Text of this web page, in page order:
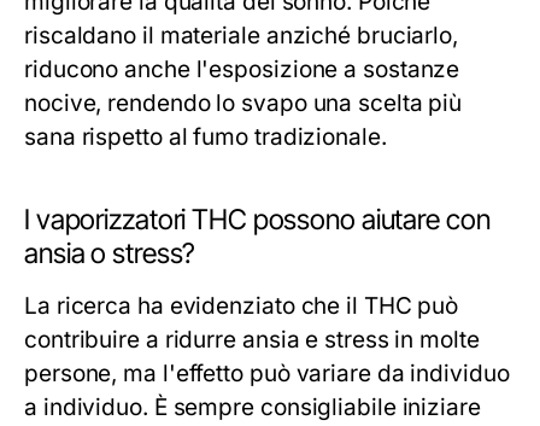
riscaldano il materiale anziché bruciarlo,
riducono anche l'esposizione a sostanze
nocive, rendendo lo svapo una scelta più
sana rispetto al fumo tradizionale.
I vaporizzatori THC possono aiutare con
ansia o stress?
La ricerca ha evidenziato che il THC può
contribuire a ridurre ansia e stress in molte
persone, ma l'effetto può variare da individuo
a individuo. È sempre consigliabile iniziare